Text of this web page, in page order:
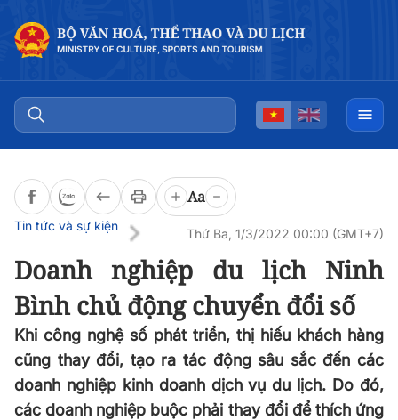
Aa
Tin tức và sự kiện
Thứ Ba, 1/3/2022 00:00 (GMT+7)
Doanh nghiệp du lịch Ninh
Bình chủ động chuyển đổi số
Khi công nghệ số phát triển, thị hiếu khách hàng
cũng thay đổi, tạo ra tác động sâu sắc đến các
doanh nghiệp kinh doanh dịch vụ du lịch. Do đó,
các doanh nghiệp buộc phải thay đổi để thích ứng
Đọc bài